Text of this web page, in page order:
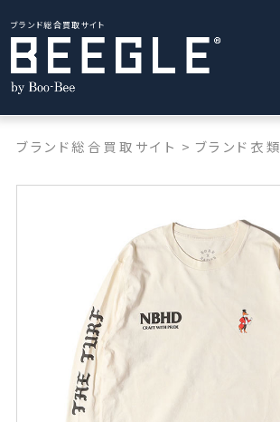
ブランド総合買取サイト
ブランド総合買取サイト > ブランド衣類